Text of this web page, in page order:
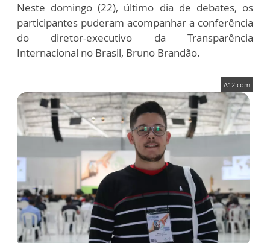
Neste domingo (22), último dia de debates, os
participantes puderam acompanhar a conferência
do diretor-executivo da Transparência
Internacional no Brasil, Bruno Brandão.
A12.com